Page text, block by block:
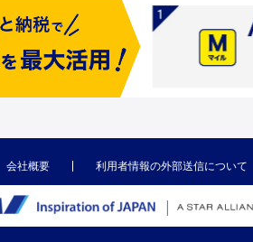
会社概要 利用者情報の外部送信について